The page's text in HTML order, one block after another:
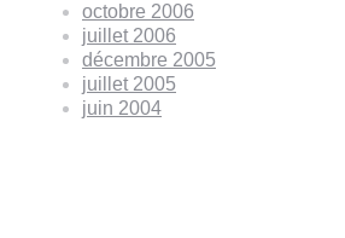
octobre 2006
juillet 2006
décembre 2005
juillet 2005
juin 2004